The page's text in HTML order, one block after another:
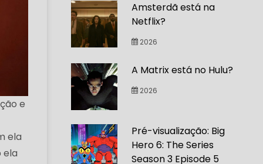
e
ela
ela
Amsterdã está na
Netflix?
2026
A Matrix está no Hulu?
2026
Pré-visualização: Big
Hero 6: The Series
Season 3 Episode 5